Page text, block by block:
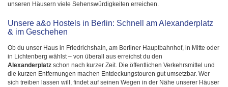
unseren Häusern viele Sehenswürdigkeiten erreichen.
Unsere a&o Hostels in Berlin: Schnell am Alexanderplatz
& im Geschehen
Ob du unser Haus in Friedrichshain, am Berliner Hauptbahnhof, in Mitte oder
in Lichtenberg wählst – von überall aus erreichst du den
Alexanderplatz schon nach kurzer Zeit. Die öffentlichen Verkehrsmittel und
die kurzen Entfernungen machen Entdeckungstouren gut umsetzbar. Wer
sich treiben lassen will, findet auf seinen Wegen in der Nähe unserer Häuser